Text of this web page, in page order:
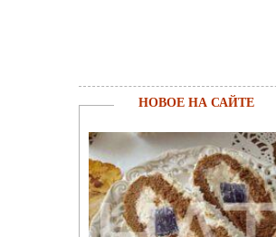
НОВОЕ НА САЙТЕ